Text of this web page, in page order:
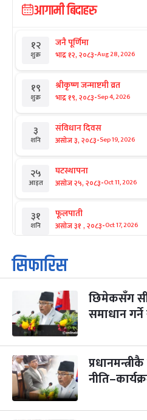
आगामी बिदाहरु
१२
शुक्र
जनै पूर्णिमा
भाद्र १२, २०८३-Aug 28, 2026
१९
शुक्र
श्रीकृष्ण जन्माष्टमी व्रत
भाद्र १९, २०८३-Sep 4, 2026
३
शनि
संविधान दिवस
असोज ३, २०८३-Sep 19, 2026
२५
आइत
घटस्थापना
असोज २५, २०८३-Oct 11, 2026
३१
शनि
फूलपाती
असोज ३१ , २०८३-Oct 17, 2026
१
आइत
कार्तिक सङ्क्रान्ति
कार्तिक १, २०८३
३
मंगल
महानवमी
कार्तिक ३, २०८३-Oct 20, 2026
४
बुध कार्तिक ४, २०८३ Oct 21, 2026
५
बिहि
पापा‌ङ्कुशा एकादशी व्रत
कार्तिक ५, २०८३
सिफारिस
छिमेकसँग
समाधान